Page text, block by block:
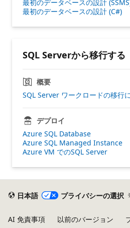
最初のデータベースの設計
最初のデータベースの設計 (C#)
SQL Serverから移行する
概要
SQL Server ワークロードの移行
デプロイ
Azure SQL Database
Azure SQL Managed Instance
Azure VM でのSQL Server
日本語 プライバシーの選択
AI 免責事項 以前のバージョン